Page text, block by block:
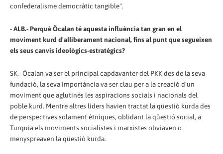
confederalisme democràtic tangible".
-ALB.- Perquè Öcalan té aquesta influència tan gran en el
moviment kurd d'alliberament nacional, fins al punt que segueixen
els seus canvis ideològics-estratègics?
SK.- Öcalan va ser el principal capdavanter del PKK des de la seva
fundació, la seva importància va ser clau per a la creació d'un
moviment que aglutinés les aspiracions socials i nacionals del
poble kurd. Mentre altres líders havien tractat la qüestió kurda des
de perspectives solament ètniques, oblidant la qüestió social, a
Turquia els moviments socialistes i marxistes obviaven o
menyspreaven la qüestió kurda.